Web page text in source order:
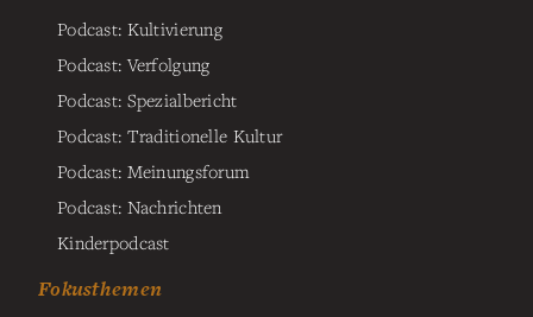
Podcast: Kultivierung
Podcast: Verfolgung
Podcast: Spezialbericht
Podcast: Traditionelle Kultur
Podcast: Meinungsforum
Podcast: Nachrichten
Kinderpodcast
Fokusthemen